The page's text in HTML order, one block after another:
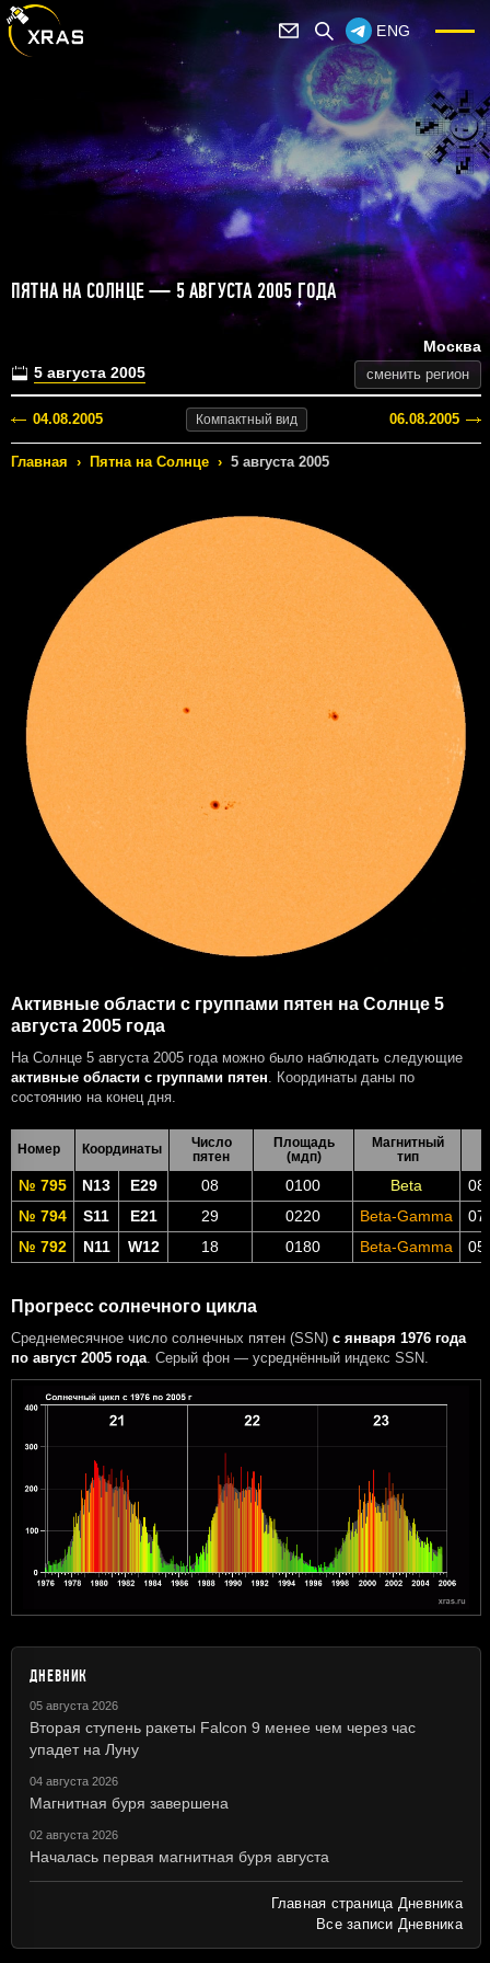
ENG
ПЯТНА НА СОЛНЦЕ — 5 АВГУСТА 2005 ГОДА
5 августа 2005
Москва
сменить регион
04.08.2005 Компактный вид 06.08.2005
Главная › Пятна на Солнце › 5 августа 2005
Активные области с группами пятен на Солнце 5
августа 2005 года
На Солнце 5 августа 2005 года можно было наблюдать следующие
активные области с группами пятен . Координаты даны по
состоянию на конец дня.
Номер Координаты
Число
пятен
Площадь
(мдп)
Магнитный
тип
№ 795 N13 E29 08 0100 Beta
08
№ 794
S11 E21 29 0220 Beta-Gamma
07
№ 792
N11 W12 18 0180 Beta-Gamma 05
Прогресс солнечного цикла
Среднемесячное число солнечных пятен (SSN) с января 1976 года
по август 2005 года . Серый фон — усреднённый индекс SSN.
ДНЕВНИК
05 августа 2026
Вторая ступень ракеты Falcon 9 менее чем через час
упадет на Луну
04 августа 2026
Магнитная буря завершена
02 августа 2026
Началась первая магнитная буря августа
Главная страница Дневника
Все записи Дневника